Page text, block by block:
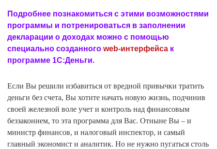
Подробнее познакомиться с этими возможностями
программы и потренироваться в заполнении
декларации о доходах можно с помощью
специально созданного web-интерфейса к
программе 1С:Деньги.
Если Вы решили избавиться от вредной привычки тратить
деньги без счета, Вы хотите начать новую жизнь, подчинив
своей железной воле учет и контроль над финансовым
беззаконием, то эта программа для Вас. Отныне Вы – и
министр финансов, и налоговый инспектор, и самый
главный экономист и аналитик. Но не нужно пугаться столь